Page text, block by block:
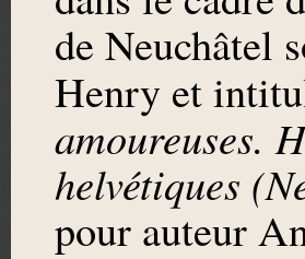
de Neuchâtel
Henry et
amoureuses.
helvétiques
pour auteur